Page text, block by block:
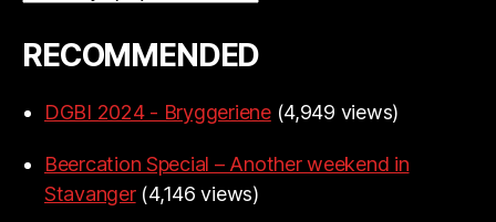
RECOMMENDED
DGBI 2024 - Bryggeriene (4,949 views)
Beercation Special – Another weekend in
Stavanger (4,146 views)